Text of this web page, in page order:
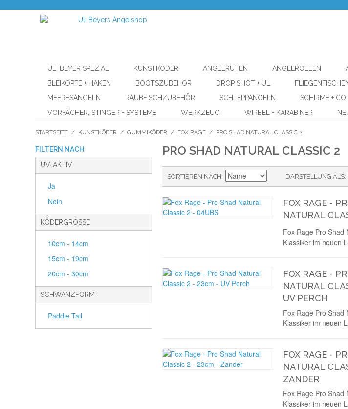
ULI BEYER SPEZIAL KUNSTKÖDER ANGELRUTEN ANGELROLLEN
BLEIKÖPFE + HAKEN
BOOTSZUBEHÖR DROP SHOT + UL
MEERESANGELN
RAUBFISCHZUBEHÖR SCHLEPPANGELN SCHIRME + CO
VORFÄCHER, STINGER + SYSTEME
WERKZEUG WIRBEL + KARABINER
STARTSEITE / KUNSTKÖDER / GUMMIKÖDER / FOX RAGE / PRO SHAD NATURAL CLASSIC 2
FILTERN NACH
UV-AKTIV
Ja
Nein
KÖDERGRÖSSE
10cm - 14cm
15cm - 19cm
20cm - 30cm
SCHWANZFORM
Paddle Tail
PRO SHAD NATURAL CLASSIC 2
DARSTELLUNG ALS
SORTIEREN NACH
FOX RAGE -
NATURAL
Fox Rage Pro Shad
Klassiker im neuen
FOX RAGE -
NATURAL
UV PERCH
Fox Rage Pro Shad
Klassiker im neuen
FOX RAGE -
NATURAL
ZANDER
Fox Rage Pro Shad
Klassiker im neuen